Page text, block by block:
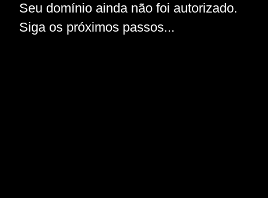
Seu domínio ainda não foi autorizado.
Siga os próximos passos...